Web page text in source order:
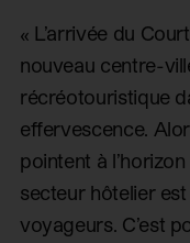
« L’arrivée du
nouveau centre-
récréotouristique
effervescence.
pointent à
secteur hôtelier
voyageurs. C’est